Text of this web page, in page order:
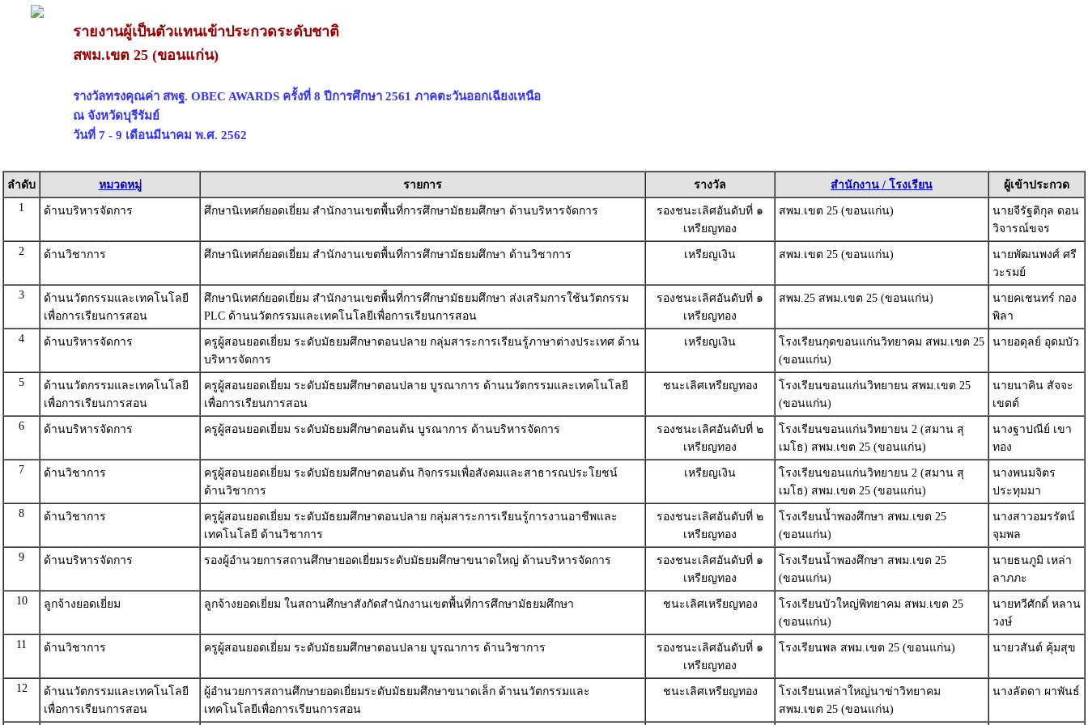
รายงานผู้เป็นตัวแทนเข้าประกวดระดับชาติ
สพม.เขต 25 (ขอนแก่น)
รางวัลทรงคุณค่า สพฐ. OBEC AWARDS ครั้งที่ 8 ปีการศึกษา 2561 ภาคตะวันออกเฉียงเหนือ
ณ จังหวัดบุรีรัมย์
วันที่ 7 - 9 เดือนมีนาคม พ.ศ. 2562
ลำดับ หมวดหมู่ รายการ รางวัล สำนักงาน / โรงเรียน
ผู้เข้าประกวด
1
ด้านบริหารจัดการ ศึกษานิเทศก์ยอดเยี่ยม สำนักงานเขตพื้นที่การศึกษามัธยมศึกษา ด้านบริหารจัดการ
รองชนะเลิศอันดับที่ ๑
เหรียญทอง
สพม.เขต 25 (ขอนแก่น)
นายจีรัฐติกุล ดอน
วิจารณ์ขจร
2
ด้านวิชาการ ศึกษานิเทศก์ยอดเยี่ยม สำนักงานเขตพื้นที่การศึกษามัธยมศึกษา ด้านวิชาการ เหรียญเงิน สพม.เขต 25 (ขอนแก่น)
นายพัฒนพงศ์ ศรี
วะรมย์
3
ด้านนวัตกรรมและเทคโนโลยี
เพื่อการเรียนการสอน
ศึกษานิเทศก์ยอดเยี่ยม สำนักงานเขตพื้นที่การศึกษามัธยมศึกษา ส่งเสริมการใช้นวัตกรรม
PLC ด้านนวัตกรรมและเทคโนโลยีเพื่อการเรียนการสอน
รองชนะเลิศอันดับที่ ๑
เหรียญทอง
สพม.25 สพม.เขต 25 (ขอนแก่น)
นายคเชนทร์ กอง
พิลา
4
ด้านบริหารจัดการ
ครูผู้สอนยอดเยี่ยม ระดับมัธยมศึกษาตอนปลาย กลุ่มสาระการเรียนรู้ภาษาต่างประเทศ ด้าน
บริหารจัดการ
เหรียญเงิน
โรงเรียนกุดขอนแก่นวิทยาคม สพม.เขต 25
(ขอนแก่น)
นายอดุลย์ อุดมบัว
5
ด้านนวัตกรรมและเทคโนโลยี
เพื่อการเรียนการสอน
ครูผู้สอนยอดเยี่ยม ระดับมัธยมศึกษาตอนปลาย บูรณาการ ด้านนวัตกรรมและเทคโนโลยี
เพื่อการเรียนการสอน
ชนะเลิศเหรียญทอง
โรงเรียนขอนแก่นวิทยายน สพม.เขต 25
(ขอนแก่น)
นายนาคิน สัจจะ
เขตต์
6
ด้านบริหารจัดการ ครูผู้สอนยอดเยี่ยม ระดับมัธยมศึกษาตอนต้น บูรณาการ ด้านบริหารจัดการ
รองชนะเลิศอันดับที่ ๒
เหรียญทอง
โรงเรียนขอนแก่นวิทยายน 2 (สมาน สุ
เมโธ) สพม.เขต 25 (ขอนแก่น)
นางฐาปณีย์ เขา
ทอง
7
ด้านวิชาการ
ครูผู้สอนยอดเยี่ยม ระดับมัธยมศึกษาตอนต้น กิจกรรมเพื่อสังคมและสาธารณประโยชน์
ด้านวิชาการ
เหรียญเงิน
โรงเรียนขอนแก่นวิทยายน 2 (สมาน สุ
เมโธ) สพม.เขต 25 (ขอนแก่น)
นางพนมจิตร
ประทุมมา
8
ด้านวิชาการ
ครูผู้สอนยอดเยี่ยม ระดับมัธยมศึกษาตอนปลาย กลุ่มสาระการเรียนรู้การงานอาชีพและ
เทคโนโลยี ด้านวิชาการ
รองชนะเลิศอันดับที่ ๒
เหรียญทอง
โรงเรียนน้ำพองศึกษา สพม.เขต 25
(ขอนแก่น)
นางสาวอมรรัตน์
จุมพล
9
ด้านบริหารจัดการ รองผู้อำนวยการสถานศึกษายอดเยี่ยมระดับมัธยมศึกษาขนาดใหญ่ ด้านบริหารจัดการ
รองชนะเลิศอันดับที่ ๑
เหรียญทอง
โรงเรียนน้ำพองศึกษา สพม.เขต 25
(ขอนแก่น)
นายธนภูมิ เหล่า
ลาภภะ
10
ลูกจ้างยอดเยี่ยม ลูกจ้างยอดเยี่ยม ในสถานศึกษาสังกัดสำนักงานเขตพื้นที่การศึกษามัธยมศึกษา ชนะเลิศเหรียญทอง
โรงเรียนบัวใหญ่พิทยาคม สพม.เขต 25
(ขอนแก่น)
นายทวีศักดิ์ หลาน
วงษ์
11
ด้านวิชาการ ครูผู้สอนยอดเยี่ยม ระดับมัธยมศึกษาตอนปลาย บูรณาการ ด้านวิชาการ
รองชนะเลิศอันดับที่ ๑
เหรียญทอง
โรงเรียนพล สพม.เขต 25 (ขอนแก่น) นายวสันต์ คุ้มสุข
12
ด้านนวัตกรรมและเทคโนโลยี
เพื่อการเรียนการสอน
ผู้อำนวยการสถานศึกษายอดเยี่ยมระดับมัธยมศึกษาขนาดเล็ก ด้านนวัตกรรมและ
เทคโนโลยีเพื่อการเรียนการสอน
ชนะเลิศเหรียญทอง
โรงเรียนเหล่าใหญ่นาข่าวิทยาคม
สพม.เขต 25 (ขอนแก่น)
นางลัดดา ผาพันธ์